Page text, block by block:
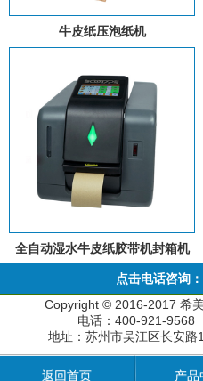
牛皮纸压泡纸机
全自动湿水牛皮纸胶带机封箱机
点击电话咨询
Copyright © 2016-2017 希
电话：400-921-
地址：苏州市吴江区长安路
返回首页 产品